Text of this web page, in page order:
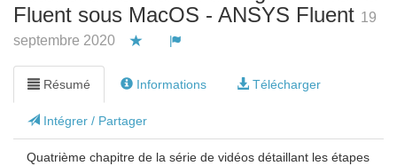
Fluent sous MacOS - ANSYS Fluent 19
septembre 2020
Vous devez être connecté pour ajouter cette
Résumé Informations Télécharger
Intégrer / Partager
Quatrième chapitre de la série de vidéos détaillant les étapes